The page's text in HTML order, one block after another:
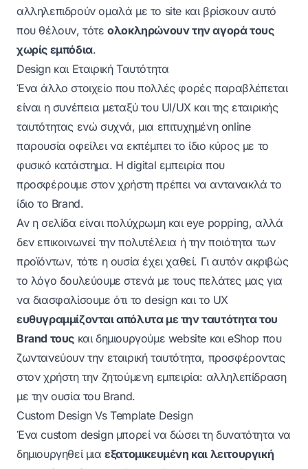
αλληλεπιδρούν ομαλά με το site και βρίσκουν αυτό
που θέλουν, τότεολοκληρώνουν την αγορά τους
χωρίς εμπόδια.
Design και Εταιρική Ταυτότητα
Ένα άλλο στοιχείο που πολλές φορές παραβλέπεται
είναι η συνέπεια μεταξύ του UI/UX και της εταιρικής
ταυτότητας ενώ συχνά, μια επιτυχημένη online
παρουσία οφείλει να εκπέμπει το ίδιο κύρος με το
φυσικό κατάστημα. Η digital εμπειρία που
προσφέρουμε στον χρήστη πρέπει να αντανακλά το
ίδιο το Brand.
Αν η σελίδα είναι πολύχρωμη και eye popping, αλλά
δεν επικοινωνεί την πολυτέλεια ή την ποιότητα των
προϊόντων, τότε η ουσία έχει χαθεί. Γι αυτόν ακριβώς
το λόγο δουλεύουμε στενά με τους πελάτες μας για
να διασφαλίσουμε ότι το design και το UX
ευθυγραμμίζονται απόλυτα με την ταυτότητα του
Brand τους και δημιουργούμε website καιeShop που
ζωντανεύουν την εταιρική ταυτότητα, προσφέροντας
στον χρήστη την ζητούμενη εμπειρία: αλληλεπίδραση
με την ουσία του Brand.
Custom Design Vs Template Design
Ένα custom design μπορεί να δώσει τη δυνατότητα να
δημιουργηθεί μιαεξατομικευμένη και λειτουργική